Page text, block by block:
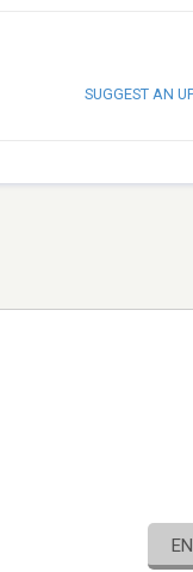
SUGGEST AN